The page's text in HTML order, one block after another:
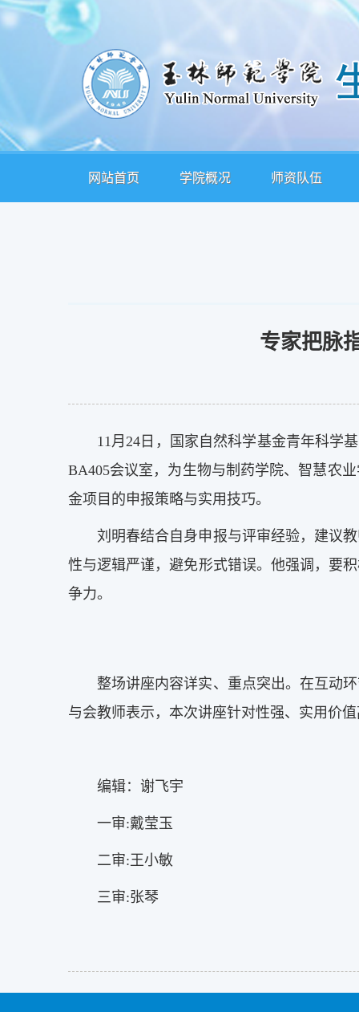
网站首页 学院概况 师资队伍
专家把脉
11月24日，国家自然科学基金青年科学
BA405会议室，为生物与制药学院、智慧农
金项目的申报策略与实用技巧。
刘明春结合自身申报与评审经验，建议
性与逻辑严谨，避免形式错误。他强调，要
争力。
整场讲座内容详实、重点突出。在互动
与会教师表示，本次讲座针对性强、实用价
编辑：谢飞宇
一审:戴莹玉
二审:王小敏
三审:张琴